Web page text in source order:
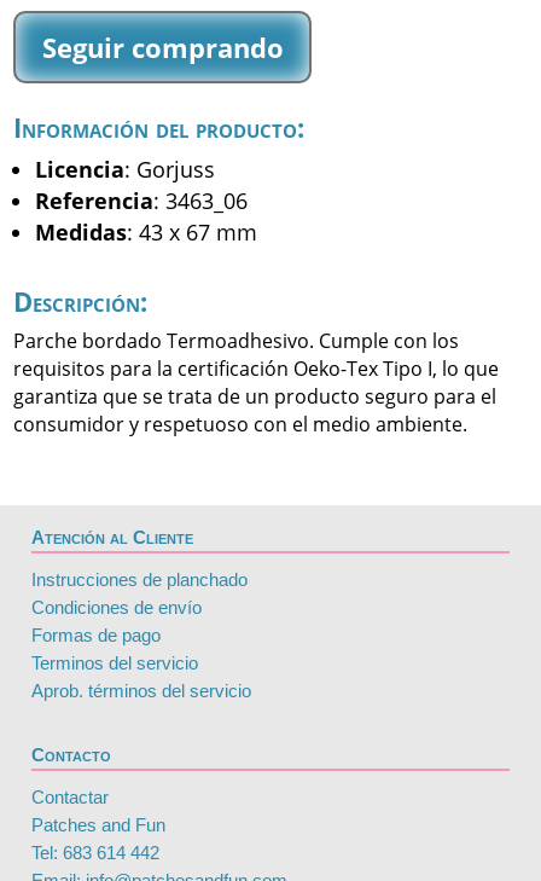
-
(3463_06)
cantidad
Seguir comprando
Información del producto:
Licencia: Gorjuss
Referencia: 3463_06
Medidas: 43 x 67 mm
Descripción:
Parche bordado Termoadhesivo. Cumple con los
requisitos para la certificación Oeko-Tex Tipo I, lo que
garantiza que se trata de un producto seguro para el
consumidor y respetuoso con el medio ambiente.
Atención al Cliente
Instrucciones de planchado
Condiciones de envío
Formas de pago
Terminos del servicio
Aprob. términos del servicio
Contacto
Contactar
Patches and Fun
Tel: 683 614 442